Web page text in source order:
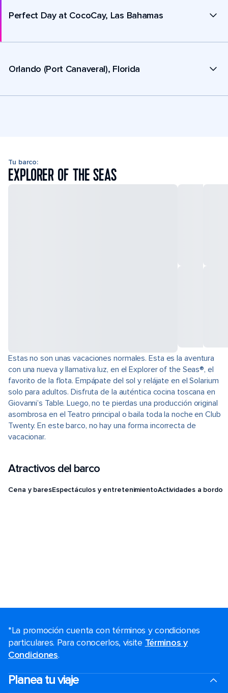
Perfect Day at CocoCay, Las Bahamas
Orlando (Port Canaveral), Florida
Tu barco:
EXPLORER OF THE SEAS
Estas no son unas vacaciones normales. Esta es la aventura
con una nueva y llamativa luz, en el Explorer of the Seas®, el
favorito de la flota. Empápate del sol y relájate en el Solarium
solo para adultos. Disfruta de la auténtica cocina toscana en
Giovanni’s Table. Luego, no te pierdas una producción original
asombrosa en el Teatro principal o baila toda la noche en Club
Twenty. En este barco, no hay una forma incorrecta de
vacacionar.
Atractivos del barco
Cena y baresEspectáculos y entretenimientoActividades a bordo
*La promoción cuenta con términos y condiciones
particulares. Para conocerlos, visite Términos y
Condiciones.
Planea tu viaje